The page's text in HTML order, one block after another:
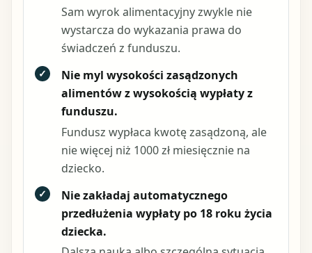
Sam wyrok alimentacyjny zwykle nie
wystarcza do wykazania prawa do
świadczeń z funduszu.
✓
Nie myl wysokości zasądzonych
alimentów z wysokością wypłaty z
funduszu.
Fundusz wypłaca kwotę zasądzoną, ale
nie więcej niż 1000 zł miesięcznie na
dziecko.
✓
Nie zakładaj automatycznego
przedłużenia wypłaty po 18 roku życia
dziecka.